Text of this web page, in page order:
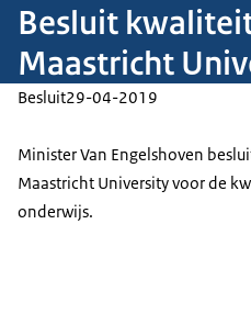
Besluit
Maastricht
Besluit29-04-2019
Minister Van Engelshoven
Maastricht Universityvoor de
onderwijs.